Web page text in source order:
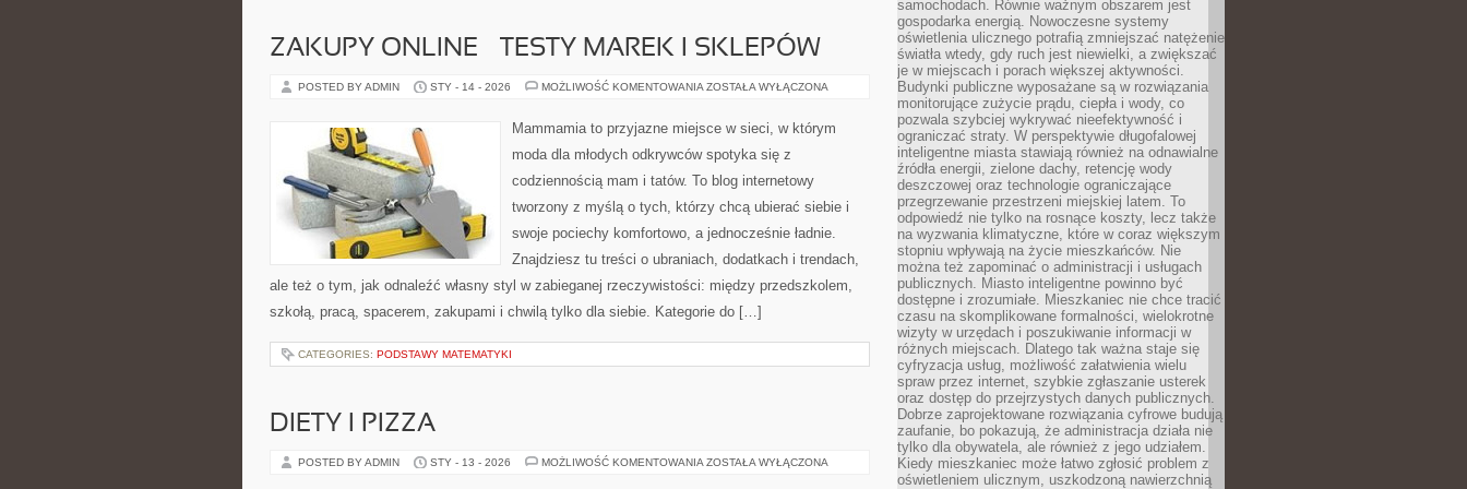
ZAKUPY ONLINE – TESTY MAREK I SKLEPÓW
POSTED BY ADMIN STY - 14 - 2026 MOŻLIWOŚĆ KOMENTOWANIA ZAKUPY
MAREK
SKLEPÓW
ZOSTAŁA WYŁĄCZONA
Mammamia to przyjazne miejsce w sieci, w którym
moda dla młodych odkrywców spotyka się z
codziennością mam i tatów. To blog internetowy
tworzony z myślą o tych, którzy chcą ubierać siebie i
swoje pociechy komfortowo, a jednocześnie ładnie.
Znajdziesz tu treści o ubraniach, dodatkach i trendach,
ale też o tym, jak odnaleźć własny styl w zabieganej rzeczywistości: między przedszkolem,
szkołą, pracą, spacerem, zakupami i chwilą tylko dla siebie. Kategorie do […]
CATEGORIES: PODSTAWY MATEMATYKI
DIETY I PIZZA
POSTED BY ADMIN STY - 13 - 2026 MOŻLIWOŚĆ KOMENTOWANIA DIETY
ZOSTAŁA WYŁĄCZONA
samochodach. Równie ważnym obszarem jest
gospodarka energią. Nowoczesne systemy
oświetlenia ulicznego potrafią zmniejszać natężenie
światła wtedy, gdy ruch jest niewielki, a zwiększać
je w miejscach i porach większej aktywności.
Budynki publiczne wyposażane są w rozwiązania
monitorujące zużycie prądu, ciepła i wody, co
pozwala szybciej wykrywać nieefektywność i
ograniczać straty. W perspektywie długofalowej
inteligentne miasta stawiają również na odnawialne
źródła energii, zielone dachy, retencję wody
deszczowej oraz technologie ograniczające
przegrzewanie przestrzeni miejskiej latem. To
odpowiedź nie tylko na rosnące koszty, lecz także
na wyzwania klimatyczne, które w coraz większym
stopniu wpływają na życie mieszkańców. Nie
można też zapominać o administracji i usługach
publicznych. Miasto inteligentne powinno być
dostępne i zrozumiałe. Mieszkaniec nie chce tracić
czasu na skomplikowane formalności, wielokrotne
wizyty w urzędach i poszukiwanie informacji w
różnych miejscach. Dlatego tak ważna staje się
cyfryzacja usług, możliwość załatwienia wielu
spraw przez internet, szybkie zgłaszanie usterek
oraz dostęp do przejrzystych danych publicznych.
Dobrze zaprojektowane rozwiązania cyfrowe budują
zaufanie, bo pokazują, że administracja działa nie
tylko dla obywatela, ale również z jego udziałem.
Kiedy mieszkaniec może łatwo zgłosić problem z
oświetleniem ulicznym, uszkodzoną nawierzchnią